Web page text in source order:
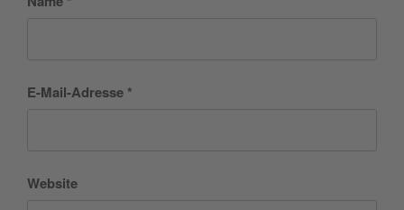
E-Mail-Adresse *
Website